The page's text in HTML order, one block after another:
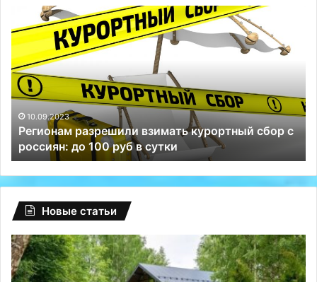
Глобальный
сбой
на
Facebook:
туриндустрию
РФ
спасли
Телеграм
и
ВКонтакте
10.09.2023
Глобальный сбой на Facebook: туриндустрию РФ
спасли Телеграм и ВКонтакте
Новые статьи